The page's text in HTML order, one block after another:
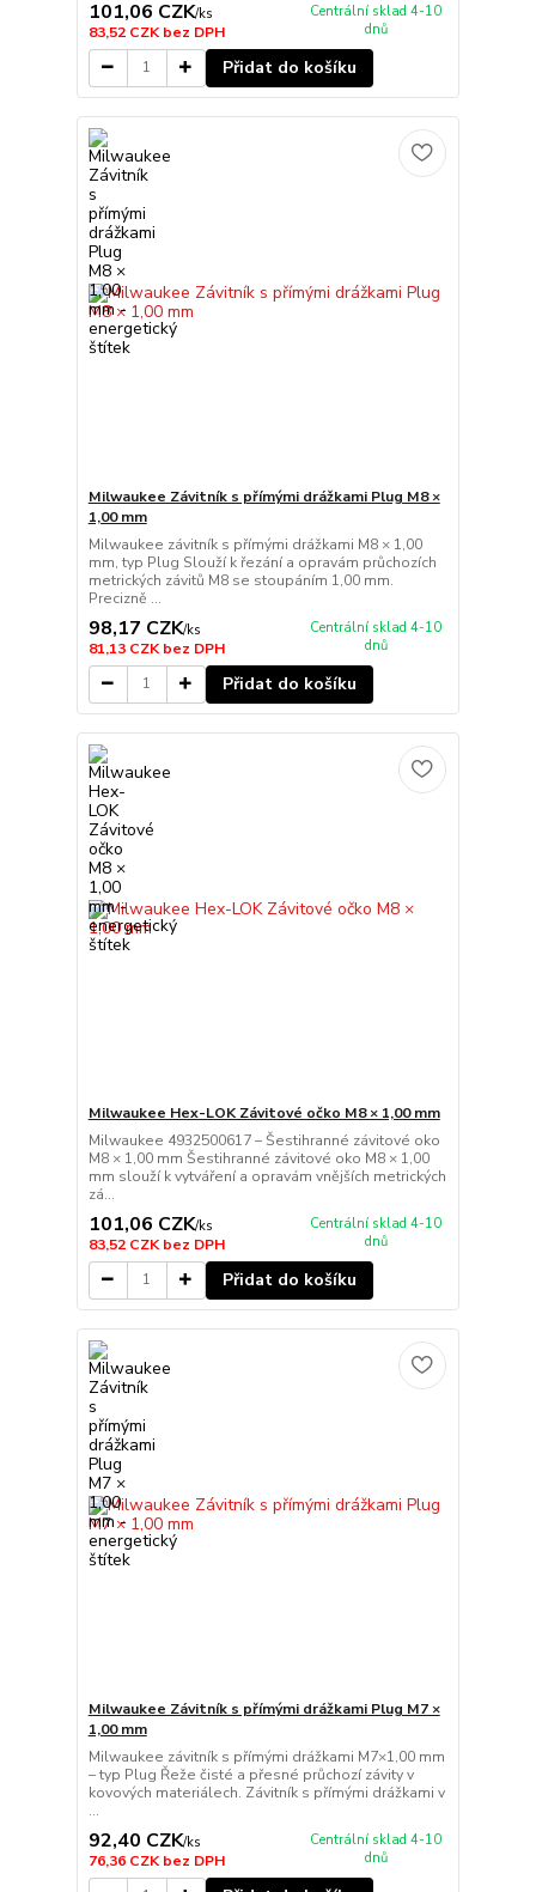
101,06 CZK/ks
83,52 CZKbez DPH
Centrální sklad 4-10
dnů
Přidat do košíku
Milwaukee Závitník s přímými drážkami Plug M8 ×
1,00 mm
Milwaukee závitník s přímými drážkami M8 × 1,00
mm, typ Plug Slouží k řezání a opravám průchozích
metrických závitů M8 se stoupáním 1,00 mm.
Precizně ...
98,17 CZK/ks
81,13 CZKbez DPH
Centrální sklad 4-10
dnů
Přidat do košíku
Milwaukee Hex-LOK Závitové očko M8 × 1,00 mm
Milwaukee 4932500617 – Šestihranné závitové oko
M8 × 1,00 mm Šestihranné závitové oko M8 × 1,00
mm slouží k vytváření a opravám vnějších metrických
zá...
101,06 CZK/ks
83,52 CZKbez DPH
Centrální sklad 4-10
dnů
Přidat do košíku
Milwaukee Závitník s přímými drážkami Plug M7 ×
1,00 mm
Milwaukee závitník s přímými drážkami M7×1,00 mm
– typ Plug Řeže čisté a přesné průchozí závity v
kovových materiálech. Závitník s přímými drážkami v
...
92,40 CZK/ks
76,36 CZKbez DPH
Centrální sklad 4-10
dnů